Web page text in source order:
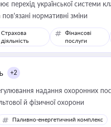
перехід української системи
нормативні зміни
Страхова
діяльність
Фінансові
послуги
+2
надання охоронних
й фізичної охорони
Паливно-енергетичний комплекс